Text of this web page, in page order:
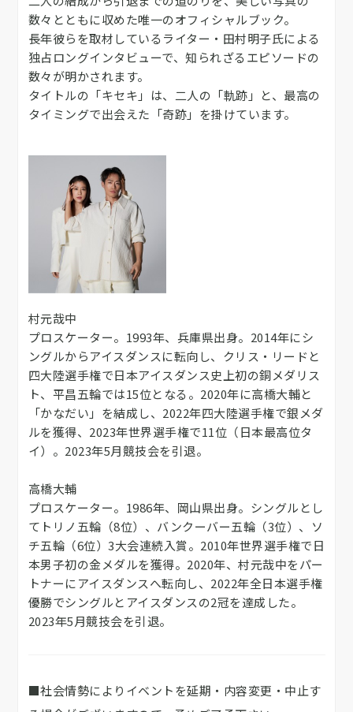
数々とともに収めた唯一のオフィシャルブック。
長年彼らを取材しているライター・田村明子氏による
独占ロングインタビューで、知られざるエピソードの
数々が明かされます。
タイトルの「キセキ」は、二人の「軌跡」と、最高の
タイミングで出会えた「奇跡」を掛けています。
村元哉中
プロスケーター。1993年、兵庫県出身。2014年にシ
ングルからアイスダンスに転向し、クリス・リードと
四大陸選手権で日本アイスダンス史上初の銅メダリス
ト、平昌五輪では15位となる。2020年に高橋大輔と
「かなだい」を結成し、2022年四大陸選手権で銀メダ
ルを獲得、2023年世界選手権で11位（日本最高位タ
イ）。2023年5月競技会を引退。
高橋大輔
プロスケーター。1986年、岡山県出身。シングルとし
てトリノ五輪（8位）、バンクーバー五輪（3位）、ソ
チ五輪（6位）3大会連続入賞。2010年世界選手権で日
本男子初の金メダルを獲得。2020年、村元哉中をパー
トナーにアイスダンスへ転向し、2022年全日本選手権
優勝でシングルとアイスダンスの2冠を達成した。
2023年5月競技会を引退。
■社会情勢によりイベントを延期・内容変更・中止す